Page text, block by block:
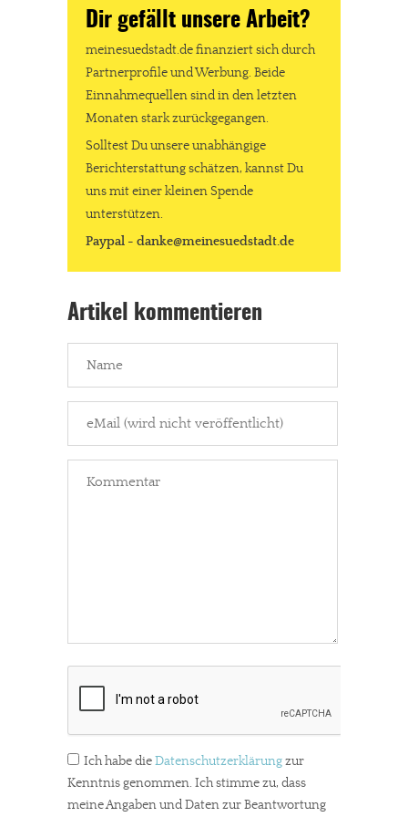
Dir gefällt unsere Arbeit?
meinesuedstadt.de finanziert sich durch
Partnerprofile und Werbung. Beide
Einnahmequellen sind in den letzten
Monaten stark zurückgegangen.
Solltest Du unsere unabhängige
Berichterstattung schätzen, kannst Du
uns mit einer kleinen Spende
unterstützen.
Paypal - danke@meinesuedstadt.de
Artikel kommentieren
Ich habe dieDatenschutzerklärungzur
Kenntnis genommen. Ich stimme zu, dass
meine Angaben und Daten zur Beantwortung